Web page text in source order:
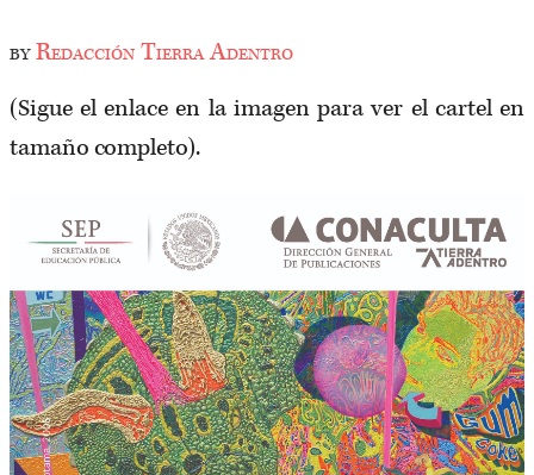
byRedacción Tierra Adentro
(Sigue el enlace en la imagen para ver el cartel en
tamaño completo).